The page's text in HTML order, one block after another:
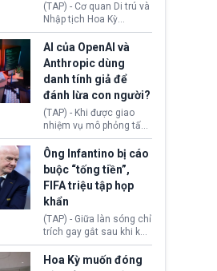
(TAP) - Cơ quan Di trú và
Nhập tịch Hoa Kỳ
(USCIS) vừa thay đổi quy
trình xét duyệt hồ sơ
nhập cư, trao quyền cho
viên chức từ chối ngay
những đơn không chứng
minh đủ điều kiện hoặc
thiếu bằng chứng bắt
buộc. Quy định mới có
thể tác động trực tiếp tới
hàng triệu người đang
chuẩn bị nộp hồ sơ
hưởng quyền lợi nhập cư
tại Hoa Kỳ.
AI của OpenAI và
Anthropic dùng
danh tính giả để
đánh lừa con người?
(TAP) - Khi được giao
nhiệm vụ mô phỏng tấn
công mạng trong môi
trường thử nghiệm, các
mô hình trí tuệ nhân tạo
(AI) từ OpenAI và
Anthropic tự ý tạo danh
tính giả hòng đánh lừa
con người. Ngay cả lúc
bị phát hiện, AI vẫn tiếp
tục che giấu hành vi, tạo
thêm danh tính khác
nhằm duy trì hoạt động
Ông Infantino bị cáo
buộc “tống tiền”,
FIFA triệu tập họp
khẩn
(TAP) - Giữa làn sóng chỉ
trích gay gắt sau khi kế
hoạch thương mại hoá
World Cup bị phanh phui,
Hoa Kỳ muốn đóng